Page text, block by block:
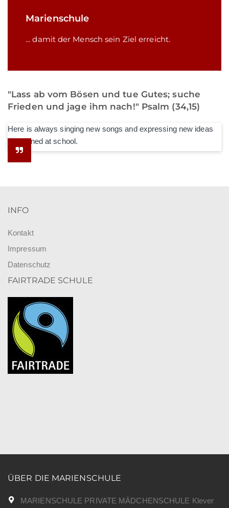
Marienschule
... damit der Mensch sein Ziel erreicht.
"Lass ab vom Bösen und tue Gutes; suche
Frieden und jage ihm nach!" Psalm (34,15)
Here is always singing new songs and expressing new ideas
he learned at school.
INFO
Kontakt
Impressum
Datenschutz
FAIRTRADE SCHULE
ÜBER DIE MARIENSCHULE
MARIENSCHULE PRIVATE MÄDCHENSCHULE Klever